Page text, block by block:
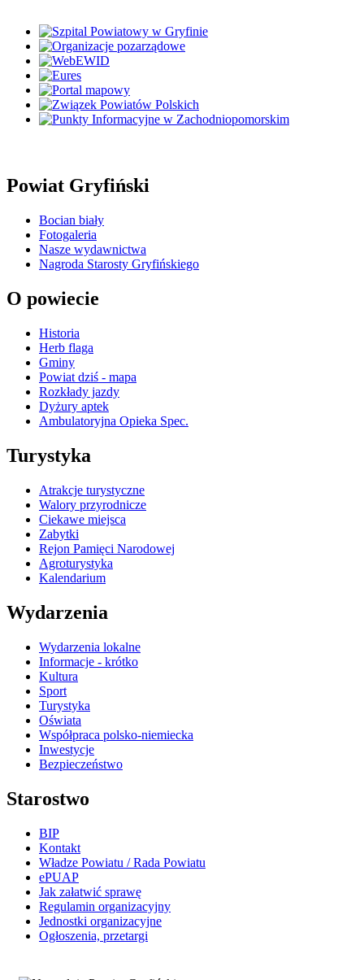
Powiat Gryfiński
Bocian biały
Fotogaleria
Nasze wydawnictwa
Nagroda Starosty Gryfińskiego
O powiecie
Historia
Herb flaga
Gminy
Powiat dziś - mapa
Rozkłady jazdy
Dyżury aptek
Ambulatoryjna Opieka Spec.
Turystyka
Atrakcje turystyczne
Walory przyrodnicze
Ciekawe miejsca
Zabytki
Rejon Pamięci Narodowej
Agroturystyka
Kalendarium
Wydarzenia
Wydarzenia lokalne
Informacje - krótko
Kultura
Sport
Turystyka
Oświata
Współpraca polsko-niemiecka
Inwestycje
Bezpieczeństwo
Starostwo
BIP
Kontakt
Władze Powiatu / Rada Powiatu
ePUAP
Jak załatwić sprawę
Regulamin organizacyjny
Jednostki organizacyjne
Ogłoszenia, przetargi